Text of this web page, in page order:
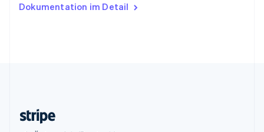
Dokumentation im Detail
English